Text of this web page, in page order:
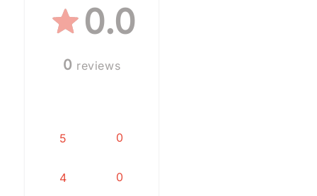
0.0
0 reviews
5 0
4 0